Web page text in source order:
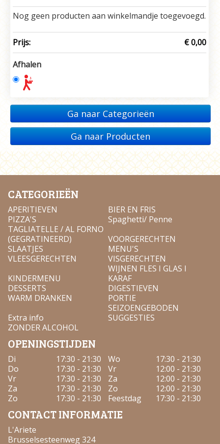
Nog geen producten aan winkelmandje toegevoegd.
Prijs: € 0,00
Afhalen
Ga naar Categorieën
Ga naar Producten
CATEGORIEËN
APERITIEVEN
BIER EN FRIS
PIZZA'S
Spaghetti/ Penne
TAGLIATELLE / AL FORNO
(GEGRATINEERD)
VOORGERECHTEN
SLAATJES
MENU'S
VLEESGERECHTEN
VISGERECHTEN
KINDERMENU
WIJNEN FLES I GLAS I
KARAF
DESSERTS
DIGESTIEVEN
WARM DRANKEN
PORTIE
Extra info
SEIZOENGEBODEN
SUGGESTIES
ZONDER ALCOHOL
OPENINGSTIJDEN
Di 17:30 - 21:30 Wo
17:30 - 21:30
Do
17:30 - 21:30 Vr
12:00 - 21:30
Vr
17:30 - 21:30 Za
12:00 - 21:30
Za
17:30 - 21:30 Zo
12:00 - 21:30
Zo
17:30 - 21:30 Feestdag 17:30 - 21:30
CONTACT INFORMATIE
L'Ariete
Brusselsesteenweg 324